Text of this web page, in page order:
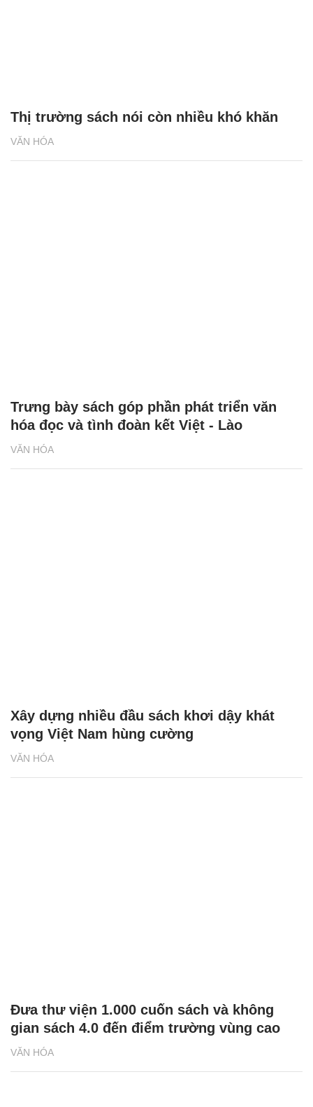
VĂN HÓA
Thị trường sách nói còn nhiều khó khăn
VĂN HÓA
Trưng bày sách góp phần phát triển văn
hóa đọc và tình đoàn kết Việt - Lào
VĂN HÓA
Xây dựng nhiều đầu sách khơi dậy khát
vọng Việt Nam hùng cường
VĂN HÓA
Đưa thư viện 1.000 cuốn sách và không
gian sách 4.0 đến điểm trường vùng cao